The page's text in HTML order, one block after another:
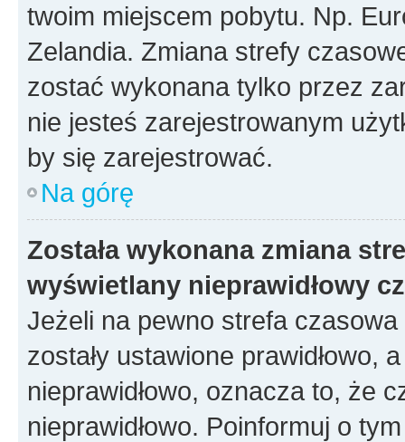
twoim miejscem pobytu. Np.
Zelandia. Zmiana strefy
zostać wykonana tylko przez
nie jesteś zarejestrowanym
by się zarejestrować.
Na górę
Została wykonana zmiana
wyświetlany nieprawidłowy
Jeżeli na pewno strefa
zostały ustawione prawidłowo,
nieprawidłowo, oznacza to, że
nieprawidłowo. Poinformuj o